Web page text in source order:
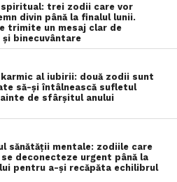
trei zodii care vor
divin până la finalul lunii.
trimite un mesaj clar de
și binecuvântare
al iubirii: două zodii sunt
să-și întâlnească sufletul
de sfârșitul anului
sănătății mentale: zodiile care
deconecteze urgent până la
pentru a-și recăpăta echilibrul